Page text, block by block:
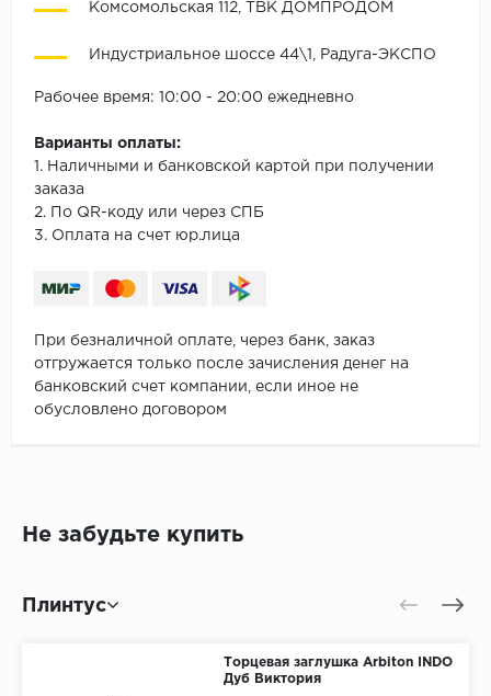
Комсомольская 112, ТВК ДОМПРОДОМ
Индустриальное шоссе 44\1, Радуга-ЭКСПО
Рабочее время: 10:00 - 20:00 ежедневно
Варианты оплаты:
1. Наличными и банковской картой при получении
заказа
2. По QR-коду или через СПБ
3. Оплата на счет юр.лица
При безналичной оплате, через банк, заказ
отгружается только после зачисления денег на
банковский счет компании, если иное не
обусловлено договором
Не забудьте купить
Плинтус
Торцевая заглушка Arbiton INDO
Дуб Виктория